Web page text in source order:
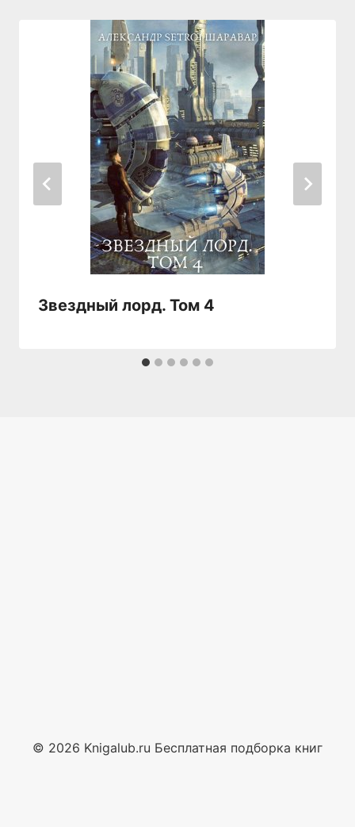
Звездный лорд. Том 4
© 2026 Knigalub.ru Бесплатная подборка книг